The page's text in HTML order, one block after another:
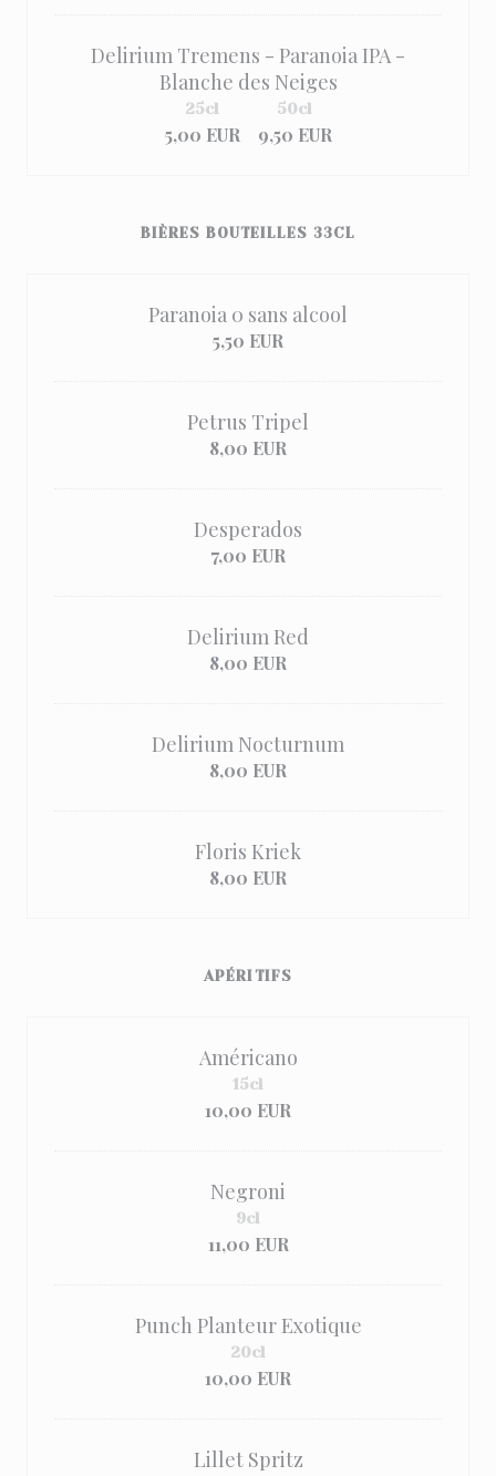
Delirium Tremens - Paranoia IPA -
Blanche des Neiges
5,00 EUR
25cl
9,50 EUR
50cl
BIÈRES BOUTEILLES 33CL
Paranoia 0 sans alcool
5,50 EUR
Petrus Tripel
8,00 EUR
Desperados
7,00 EUR
Delirium Red
8,00 EUR
Delirium Nocturnum
8,00 EUR
Floris Kriek
8,00 EUR
APÉRITIFS
Américano
10,00 EUR
15cl
Negroni
11,00 EUR
9cl
Punch Planteur Exotique
10,00 EUR
20cl
Lillet Spritz